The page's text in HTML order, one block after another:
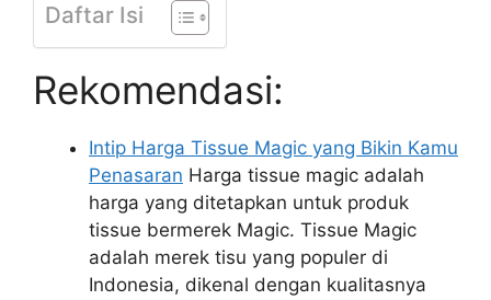
Daftar Isi
Rekomendasi:
Intip Harga Tissue Magic yang Bikin Kamu
Penasaran Harga tissue magic adalah
harga yang ditetapkan untuk produk
tissue bermerek Magic. Tissue Magic
adalah merek tisu yang populer di
Indonesia, dikenal dengan kualitasnya